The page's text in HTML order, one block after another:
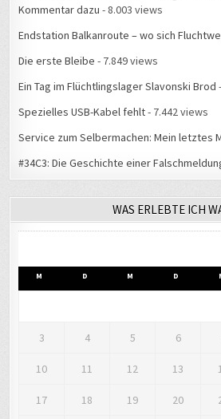
Ein Tag im Flüchtlingslager Slavonski Brod
Spezielles USB-Kabel fehlt- 7.442 views
Service zum Selbermachen: Mein letztes
#34C3: Die Geschichte einer Falschmeldung
WAS ERLEBTE ICH
M D
3 4 5 6